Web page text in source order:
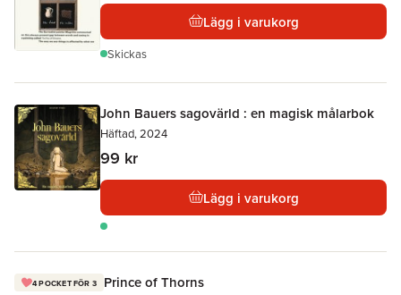
Lägg i varukorg
Skickas
John Bauers sagovärld : en magisk målarbok
Häftad, 2024
99 kr
Lägg i varukorg
4 POCKET FÖR 3 Prince of Thorns